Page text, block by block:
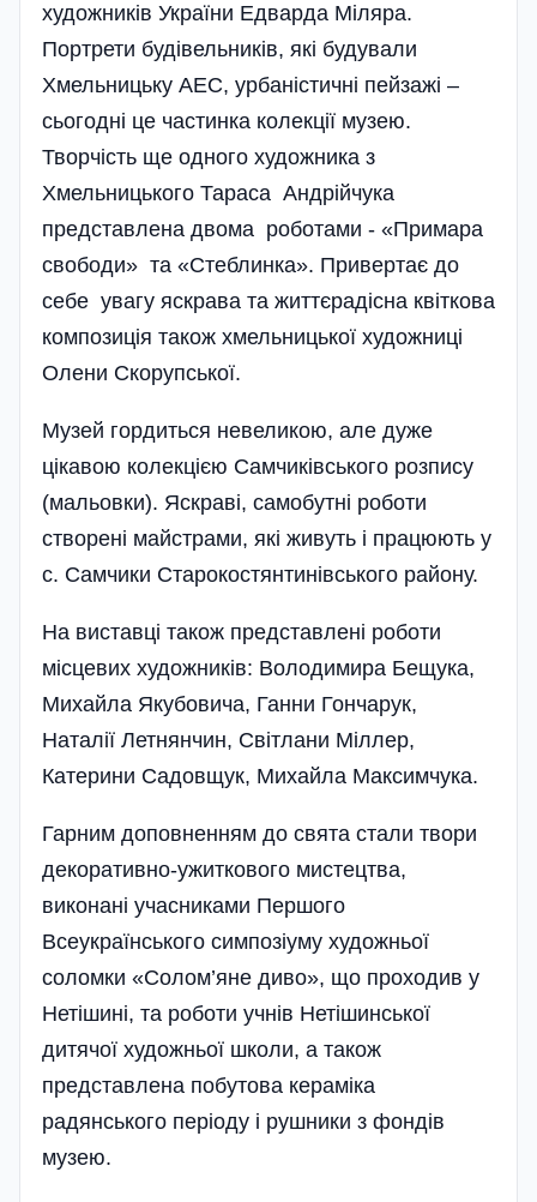
художників України Едварда Міляра.
Портрети будівельників, які будували
Хмельницьку АЕС, урбаністичні пейзажі –
сьогодні це частинка ко­лекції музею.
Творчість ще одного худо­жника з
Хмельницького Тараса Андрійчука
представлена двома роботами - «Примара
свободи» та «Стеблинка». Привертає до
себе увагу яскрава та життєрадісна квіткова
композиція також хме­ль­ницької ху­до­жниці
Олени Скорупської.
Музей горди­ться невеликою, але дуже
цікавою колекцією Сам­чиків­ського розпису
(мальовки). Яскраві, самобутні роботи
створені майстрами, які живуть і працюють у
с. Самчики Старокостянтинівського району.
На виставці також представлені роботи
місцевих художників: Володимира Бещука,
Михайла Якубовича, Ганни Гончарук,
Наталії Летнянчин, Світлани Міллер,
Катерини Садовщук, Михайла Максимчука.
Гарним доповненням до свята стали твори
декоративно-ужиткового мистецтва,
виконані учасниками Першого
Всеукраїнського симпозіуму художньої
соломки «Солом’яне диво», що проходив у
Нетішині, та роботи учнів Нетішинської
дитячої художньої школи, а також
представлена побутова кераміка
радянського періоду і рушники з фондів
музею.